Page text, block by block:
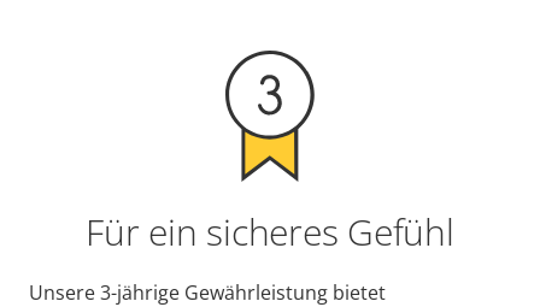
Für ein sicheres Gefühl
Unsere 3-jährige Gewährleistung bietet